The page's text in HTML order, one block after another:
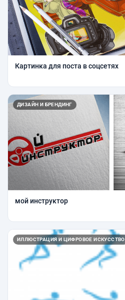
Картинка для поста в соцсетях
ДИЗАЙН И БРЕНДИНГ
мой инструктор
ИЛЛЮСТРАЦИЯ И ЦИФРОВОЕ ИСКУССТВО